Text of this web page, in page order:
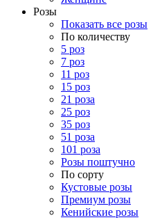
Розы
Показать все розы
По количеству
5 роз
7 роз
11 роз
15 роз
21 роза
25 роз
35 роз
51 роза
101 роза
Розы поштучно
По сорту
Кустовые розы
Премиум розы
Кенийские розы